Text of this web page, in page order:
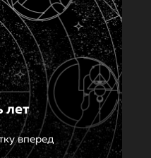
лет
вперед